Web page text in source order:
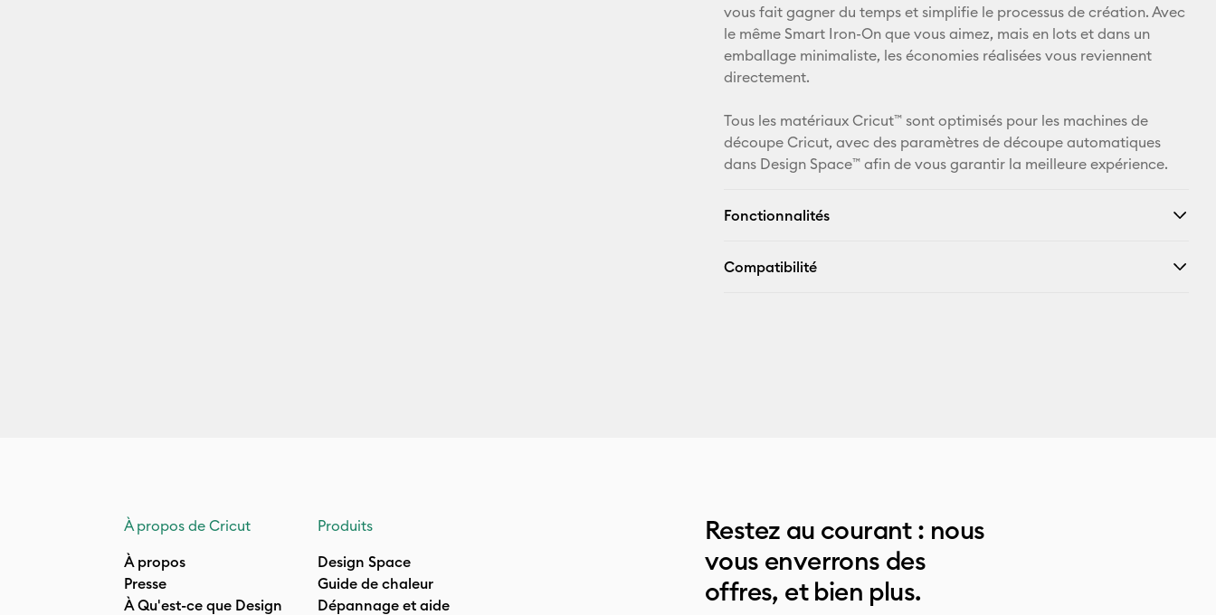
X
vous fait gagner du temps et simplifie le processus de création. Avec
le même Smart Iron-On que vous aimez, mais en lots et dans un
emballage minimaliste, les économies réalisées vous reviennent
directement.
Tous les matériaux Cricut™ sont optimisés pour les machines de
découpe Cricut, avec des paramètres de découpe automatiques
dans Design Space™ afin de vous garantir la meilleure expérience.
Fonctionnalités
Compatibilité
À propos de Cricut
À propos
Presse
À Qu'est-ce que Design
Produits
Design Space
Guide de chaleur
Dépannage et aide
Restez au courant : nous
vous enverrons des
offres, et bien plus.